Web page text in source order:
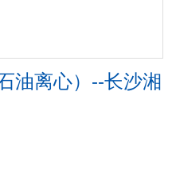
油离心）--长沙湘